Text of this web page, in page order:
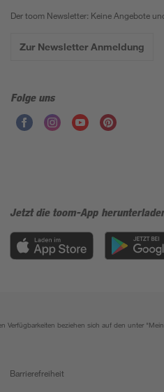
Der toom Newsletter: Keine Angebote
Zur Newsletter Anmeldung
Folge uns
Jetzt die toom-App
beziehen sich auf den unter
Barrierefreiheit